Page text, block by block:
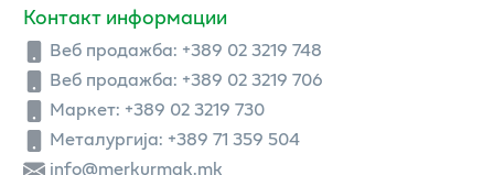
Контакт информации
Веб продажба: +389 02 3219 748
Веб продажба: +389 02 3219 706
Маркет: +389 02 3219 730
Металургија: +389 71 359 504
info@merkurmak.mk